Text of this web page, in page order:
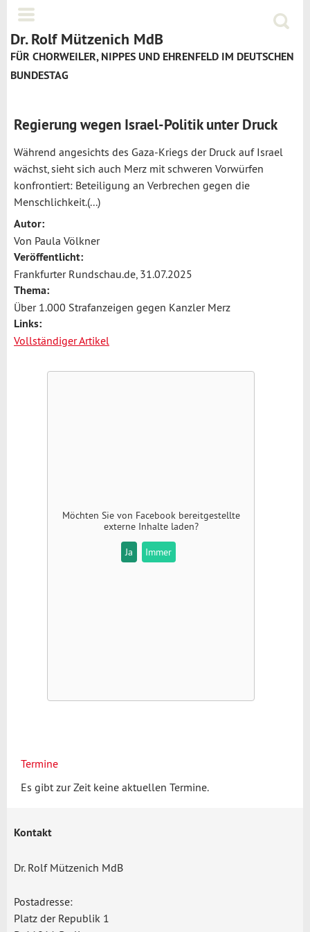
Dr. Rolf Mützenich MdB
FÜR CHORWEILER, NIPPES UND EHRENFELD IM DEUTSCHEN
BUNDESTAG
Regierung wegen Israel-Politik unter Druck
Während angesichts des Gaza-Kriegs der Druck auf Israel
wächst, sieht sich auch Merz mit schweren Vorwürfen
konfrontiert: Beteiligung an Verbrechen gegen die
Menschlichkeit.(...)
Autor:
Von Paula Völkner
Veröffentlicht:
Frankfurter Rundschau.de, 31.07.2025
Thema:
Über 1.000 Strafanzeigen gegen Kanzler Merz
Links:
Vollständiger Artikel
Möchten Sie von Facebookbereitgestellte
externe Inhalte laden?
Ja Immer
Termine
Es gibt zur Zeit keine aktuellen Termine.
Kontakt
Dr. Rolf Mützenich MdB
Postadresse:
Platz der Republik 1